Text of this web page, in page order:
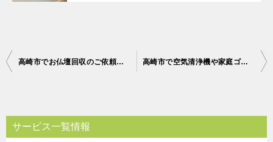
投
ビ
ゲ
高崎市でお仏壇回収のご依頼 お客様の声 高崎市で空気清浄機や家庭ゴミ回収のご依頼 お客様の声
サービス一覧情報